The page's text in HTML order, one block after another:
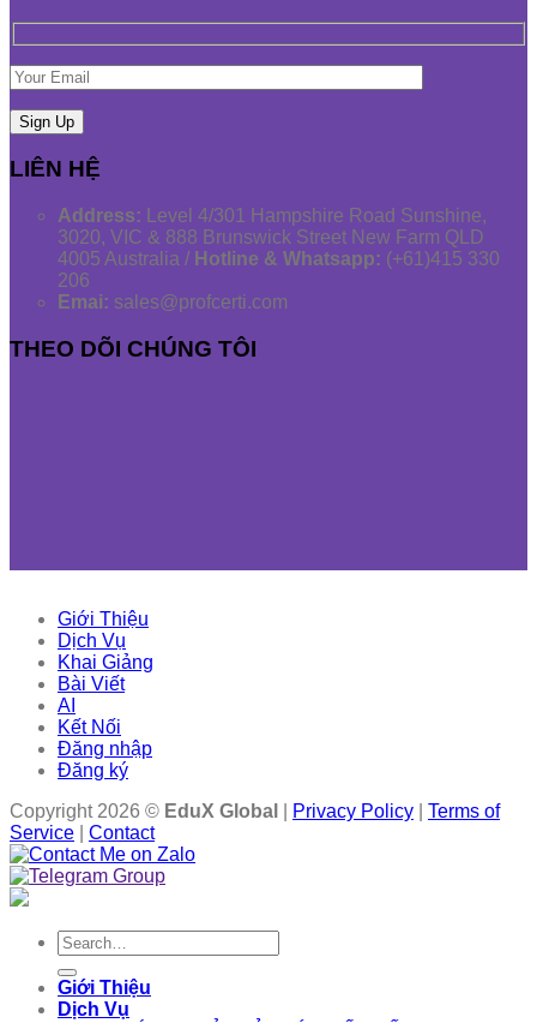
LIÊN HỆ
Address: Level 4/301 Hampshire Road Sunshine,
3020, VIC & 888 Brunswick Street New Farm QLD
4005 Australia / Hotline & Whatsapp: (+61)415 330
206
Emai: sales@profcerti.com
THEO DÕI CHÚNG TÔI
Giới Thiệu
Dịch Vụ
Khai Giảng
Bài Viết
AI
Kết Nối
Đăng nhập
Đăng ký
Copyright 2026 © EduX Global Privacy Policy
Terms of
Service
Contact
Search
for:
Giới Thiệu
Dịch Vụ